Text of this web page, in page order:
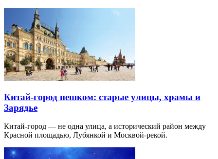
Китай-город пешком: старые улицы, храмы и
Зарядье
Китай-город — не одна улица, а исторический район между
Красной площадью, Лубянкой и Москвой-рекой.